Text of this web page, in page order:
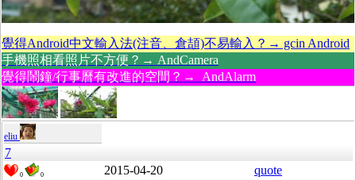
覺得Android中文輸入法(注音、倉頡)不易輸入？→ gcin Android
手機照相看照片不方便？→ AndCamera
覺得鬧鐘/行事曆有改進的空間？→ AndAlarm
eliu
7
0 0 2015-04-20 quote